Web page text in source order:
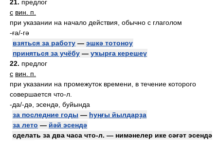
21. предлог
с вин. п.
при указании на начало действия, обычно с глаголом
-ға/-гә
взяться за работу — эшкә тотоноу
приняться за учёбу — уҡырға керешеү
22. предлог
с вин. п.
при указании на промежуток времени, в течение которого
совершается что-л.
-да/-дә, эсендә, буйында
за последние годы — һуңғы йылдарҙа
за лето — йәй эсендә
сделать за два часа что-л. — нимәнелер ике сәғәт эсендә